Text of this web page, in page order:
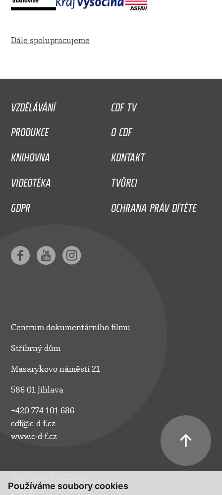
Používáme soubory cookies
Dále spolupracujeme
VZDĚLÁVÁNÍ
CDF TV
PRODUKCE
O CDF
KNIHOVNA
KONTAKT
VIDEOTÉKA
TVŮRCI
GDPR
OCHRANA PRÁV DÍTĚTE
Centrum dokumentárního filmu
Stříbrný dům
Masarykovo náměstí 21
586 01 Jihlava
+420 774 101 686
cdf@c-d-f.cz
www.c-d-f.cz
Po–Pá:
10.00–18.00